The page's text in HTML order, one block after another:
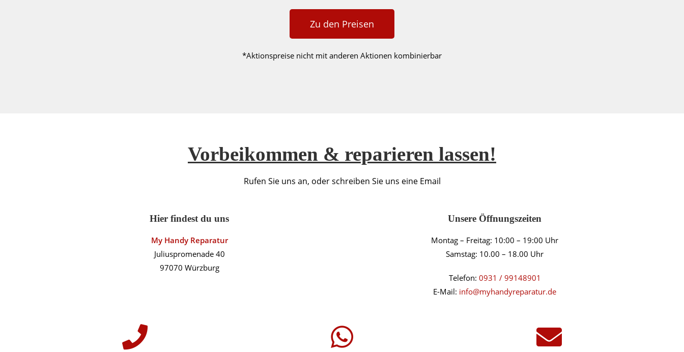
Zu den Preisen
*Aktionspreise nicht mit anderen Aktionen kombinierbar
Vorbeikommen & reparieren lassen!
Rufen Sie uns an, oder schreiben Sie uns eine Email
Hier findest du uns
My Handy Reparatur
Juliuspromenade 40
97070 Würzburg
Unsere Öffnungszeiten
Montag – Freitag: 10:00 – 19:00 Uhr
Samstag: 10.00 – 18.00 Uhr
Telefon: 0931 / 99148901
E-Mail: info@myhandyreparatur.de